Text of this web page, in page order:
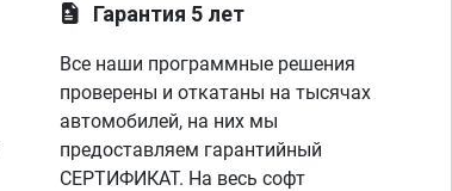
Гарантия 5 лет
Все наши программные решения
проверены и откатаны на тысячах
автомобилей, на них мы
предоставляем гарантийный
СЕРТИФИКАТ. На весь софт